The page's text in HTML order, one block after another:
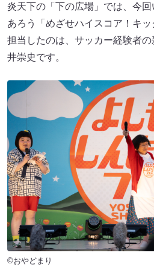
炎天下の「下の広場」では、今
あろう「めざせハイスコア！キッ
担当したのは、サッカー経験者
井崇史です。
©おやどまり